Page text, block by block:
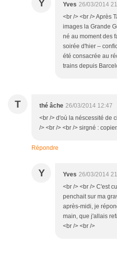
Y Yves 26/03/2014
<br /> <br /> Après
images la Grande
né au moment des
soirée d'hier –
été consacrée au
trains depuis
T thé âche 26/03/2014 12:47
<br /> d'où la néscessité de
/> <br /> <br /> sirgné :
Répondre
Y Yves 26/03/2014
<br /> <br /> C'est
penchait sur ma
après-midi, je
main, que j'allais
<br /> <br />